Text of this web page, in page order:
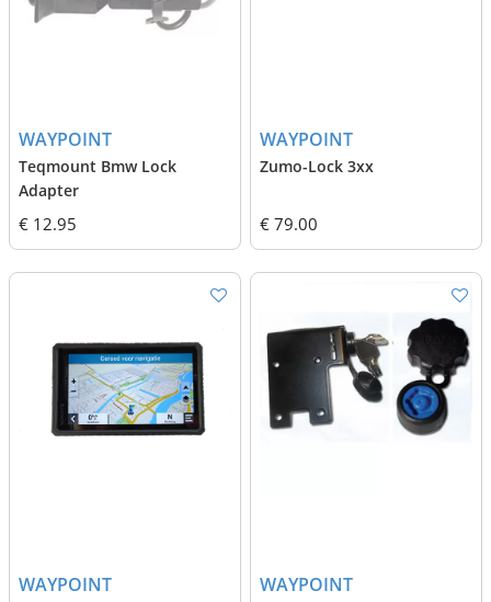
WAYPOINT
Teqmount Bmw Lock
Adapter
€ 12.95
WAYPOINT
Zumo-Lock 3xx
€ 79.00
WAYPOINT WAYPOINT